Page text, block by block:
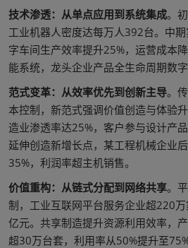
技术渗透：从单点应用到系统集成。
工业机器人密度达每万人392台。中
字车间生产效率提升25%，运营成本
能系统，龙头企业产品全生命周期数
范式变革：从效率优先到创新主导。
本控制，新范式强调价值创造与体验
造业渗透率达25%，客户参与设计产
延伸创造新增长点，某工程机械企业
35%，利润率超主机销售。
价值重构：从链式分配到网络共享。
制，工业互联网平台服务企业超220
亿元。共享制造提升资源利用效率，
超30万台套，利用率从50%提升至